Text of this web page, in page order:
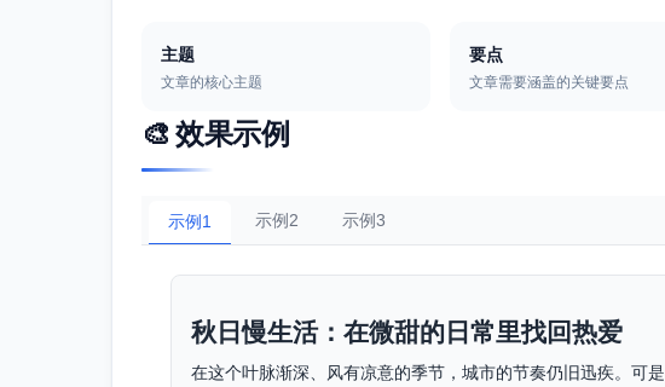
主题
文章的核心主题
要点
文章需要涵盖的关键要点
🎨 效果示例
示例1 示例2 示例3
秋日慢生活：在微甜的日常里找回热爱
在这个叶脉渐深、风有凉意的季节，城市的节奏仍旧迅疾。可